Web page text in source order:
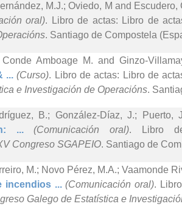
M.J.; Oviedo, M and Escudero,
oral). Libro de actas: Libro de
. Santiago de Compostela
Amboage M. and Ginzo-
...(Curso). Libro de actas: Libro de
e Investigación de Operacións.
B.; González-Díaz, J.;
...(Comunicación oral). Libro de
Congreso SGAPEIO. Santiago de
M.; Novo Pérez, M.A.; Vaamonde
incendios ...(Comunicación oral).
Galego de Estatística e